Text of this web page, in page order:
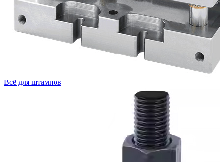
Всё для штампов